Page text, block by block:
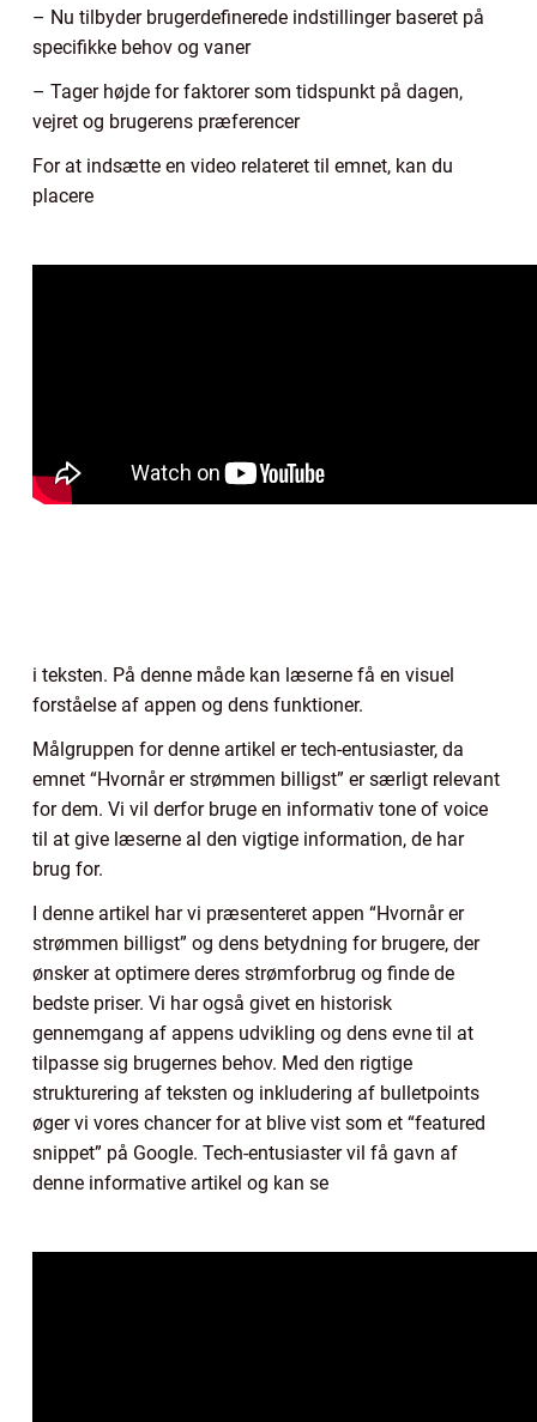
– Nu tilbyder brugerdefinerede indstillinger baseret på
specifikke behov og vaner
– Tager højde for faktorer som tidspunkt på dagen,
vejret og brugerens præferencer
For at indsætte en video relateret til emnet, kan du
placere
i teksten. På denne måde kan læserne få en visuel
forståelse af appen og dens funktioner.
Målgruppen for denne artikel er tech-entusiaster, da
emnet “Hvornår er strømmen billigst” er særligt relevant
for dem. Vi vil derfor bruge en informativ tone of voice
til at give læserne al den vigtige information, de har
brug for.
I denne artikel har vi præsenteret appen “Hvornår er
strømmen billigst” og dens betydning for brugere, der
ønsker at optimere deres strømforbrug og finde de
bedste priser. Vi har også givet en historisk
gennemgang af appens udvikling og dens evne til at
tilpasse sig brugernes behov. Med den rigtige
strukturering af teksten og inkludering af bulletpoints
øger vi vores chancer for at blive vist som et “featured
snippet” på Google. Tech-entusiaster vil få gavn af
denne informative artikel og kan se